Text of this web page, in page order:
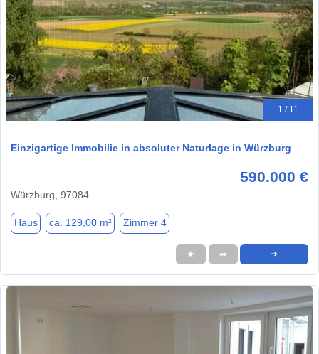
1 / 11
Einzigartige Immobilie in absoluter Naturlage in Würzburg
590.000 €
Würzburg, 97084
Haus ca. 129,00 m² Zimmer 4
★ ➦ ➜